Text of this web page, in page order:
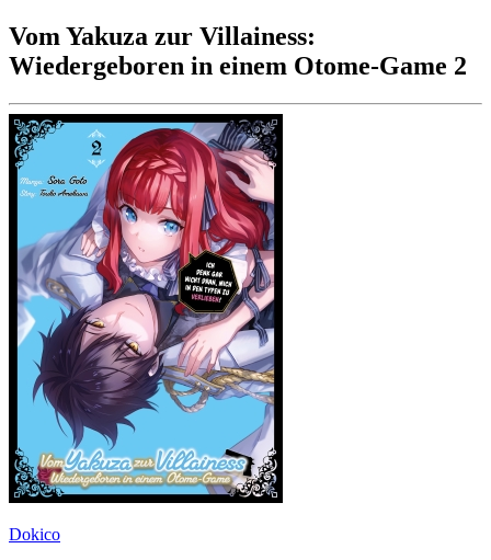
Vom Yakuza zur Villainess:
Wiedergeboren in einem Otome-Game 2
Dokico